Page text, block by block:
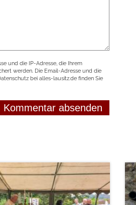
und die IP-Adresse, die Ihrem
werden. Die Email-Adresse und die
bei alles-lausitz.de finden Sie
weiterlesen